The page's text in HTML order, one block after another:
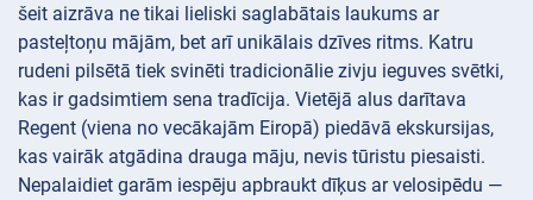
šeit aizrāva ne tikai lieliski saglabātais laukums ar
pasteļtoņu mājām, bet arī unikālais dzīves ritms. Katru
rudeni pilsētā tiek svinēti tradicionālie zivju ieguves svētki,
kas ir gadsimtiem sena tradīcija. Vietējā alus darītava
Regent (viena no vecākajām Eiropā) piedāvā ekskursijas,
kas vairāk atgādina drauga māju, nevis tūristu piesaisti.
Nepalaidiet garām iespēju apbraukt dīķus ar velosipēdu —